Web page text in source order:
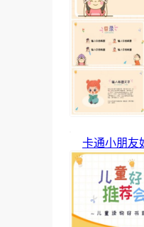
卡通小朋友